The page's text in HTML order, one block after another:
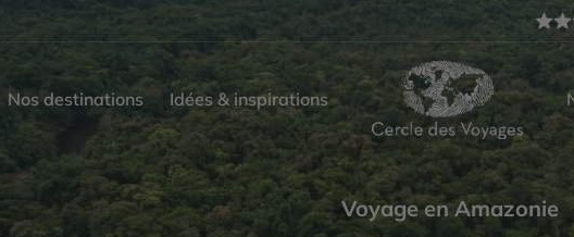
Nos destinations Idées & inspirations
Voyage en Amazonie